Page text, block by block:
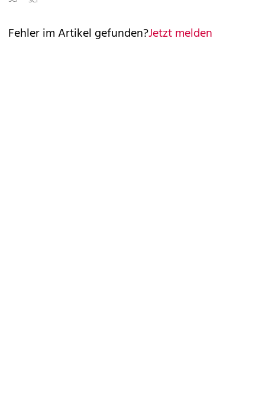
Fehler im Artikel gefunden?Jetzt melden